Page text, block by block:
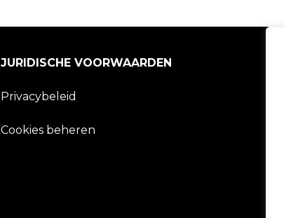
JURIDISCHE VOORWAARDEN
Privacybeleid
Cookies beheren